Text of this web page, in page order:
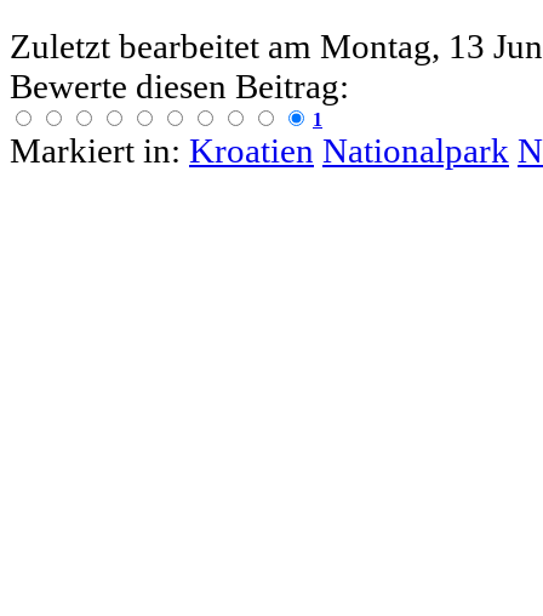
Zuletzt bearbeitet am Montag, 13
Bewerte diesen Beitrag:
1
Markiert in: Kroatien Nationalpark